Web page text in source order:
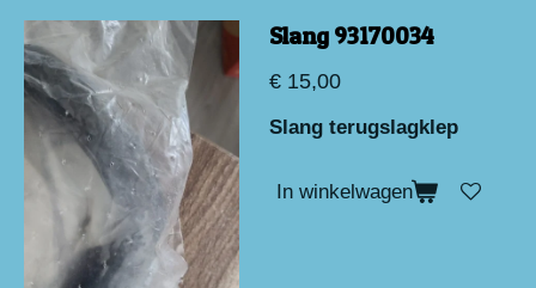
Slang 93170034
€ 15,00
Slang terugslagklep
In winkelwagen